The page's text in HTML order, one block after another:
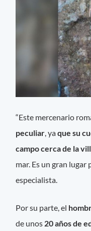
“Este mercenario
peculiar, yaque su
campo cerca de la
mar. Es un gran lugar
especialista.
Por su parte, el
de unos 20 años de